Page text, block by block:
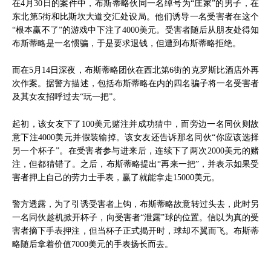
在4月30日的案件中，布斯蒂略伙同一名绰号为“庄家”的男子，在
东北第5街和比斯坎大道交汇处设局。他们诱导一名受害者在这个
“根本赢不了”的游戏中下注了4000美元。受害者随后从朋友处得知
布斯蒂略是一名惯骗，于是要求退钱，但遭到布斯蒂略拒绝。
而在5月14日深夜，布斯蒂略团伙在西北第6街的克罗斯比酒店外再
次作案。据警方描述，包括布斯蒂略在内的四名骗子将一名受害者
及其女友招呼过去“玩一把”。
起初，该女友下了100美元赌注并成功猜中，而旁边一名同伙则故
意下注4000美元并假装输掉。该女友还告诉那名同伙“你应该选择
另一个杯子”。在受害者参与进来后，连续下了两次2000美元的赌
注，但都猜错了。之后，布斯蒂略提出“再来一把”，并表示如果受
害者押上自己的劳力士手表，赢了就能拿走15000美元。
警方透露，为了引诱受害者上钩，布斯蒂略故意转过头去，此时另
一名同伙趁机掀开杯子，向受害者“泄露”球的位置。信以为真的受
害者摘下手表押注，但当杯子正式揭开时，球却不翼而飞。布斯蒂
略随后拿着价值7000美元的手表扬长而去。